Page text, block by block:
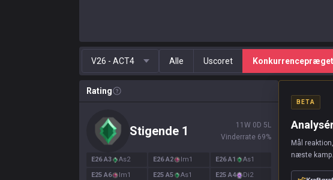
V26 - ACT4 Alle Uscoret Konkurrencepræget
Rating
Stigende 1 11 W 0 D 5 L
Vinderrate 69%
E26A3 As2 E26A2 Im1 E26A1 As1
E25 A6 Im1 E25 A5 As1 E25A4 Di2
BETA
Mål
næste kamp.